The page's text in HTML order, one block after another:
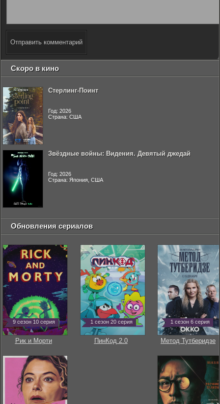
Отправить комментарий
Скоро в кино
Стерлинг-Поинт
Год: 2026
Страна: США
Звёздные войны: Видения. Девятый джедай
Год: 2026
Страна: Япония, США
Обновления сериалов
9 сезон 10 серия
Рик и Морти
1 сезон 20 серия
ПинКод 2.0
1 сезон 6 серия
Метод Тутберидзе